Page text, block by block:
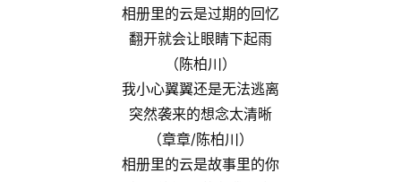
相册里的云是过期的回忆
翻开就会让眼睛下起雨
（陈柏川）
我小心翼翼还是无法逃离
突然袭来的想念太清晰
（章章/陈柏川）
相册里的云是故事里的你